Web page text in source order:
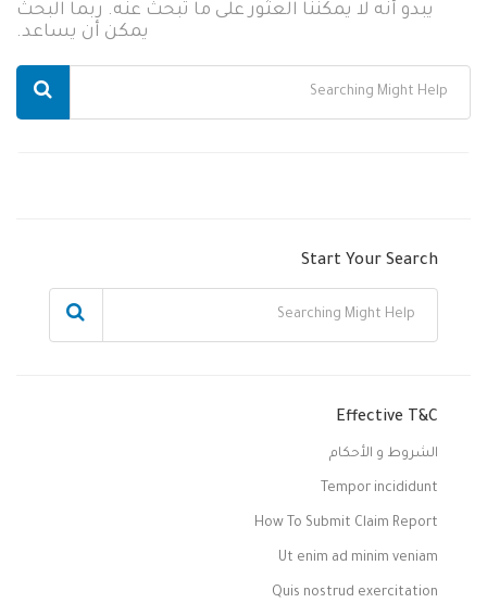
يبدو أنه لا يمكننا العثور على ما تبحث عنه. ربما البحث
يمكن أن يساعد.
Start Your Search
Effective T&C
الشروط و الأحكام
Tempor incididunt
How To Submit Claim Report
Ut enim ad minim veniam
Quis nostrud exercitation